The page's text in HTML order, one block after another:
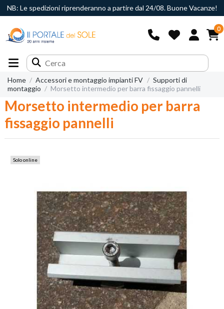
NB: Le spedizioni riprenderanno a partire dal 24/08. Buone Vacanze!
0
Home Accessori e montaggio impianti FV
Supporti di
montaggio
Morsetto intermedio per barra fissaggio pannelli
Morsetto intermedio per barra
fissaggio pannelli
Solo online